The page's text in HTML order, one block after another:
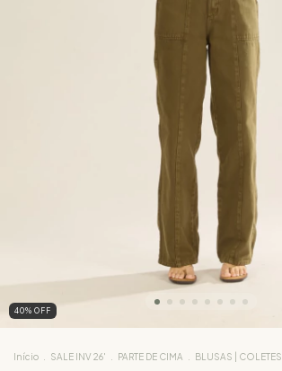
40% OFF
Início SALE INV 26' PARTE DE CIMA BLUSAS | COLETES